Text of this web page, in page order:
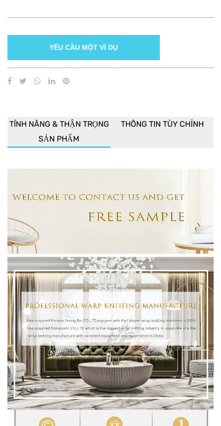
YÊU CẦU MỘT VÍ DỤ
TÍNH NĂNG & THẬN TRỌNG
SẢN PHẨM
THÔNG TIN TÙY CHỈNH